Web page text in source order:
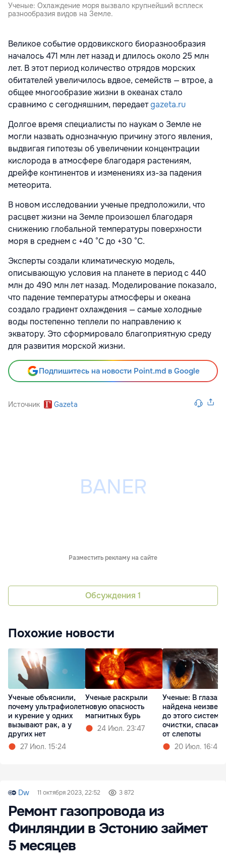
Ученые: Охлаждение моря вызвало крупнейший всплеск
разнообразия видов на Земле.
Великое событие ордовикского биоразнообразия
началось 471 млн лет назад и длилось около 25 млн
лет. В этот период количество отрядов морских
обитателей увеличилось вдвое, семейств — втрое, а
общее многообразие жизни в океанах стало
сравнимо с сегодняшним, передаетgazeta.ru
Долгое время специалисты по наукам о Земле не
могли назвать однозначную причину этого явления,
выдвигая гипотезы об увеличении концентрации
кислорода в атмосфере благодаря растениям,
дрейфе континентов и изменениях из-за падения
метеорита.
В новом исследовании ученые предположили, что
расцвет жизни на Земле произошел благодаря
снижению глобальной температуры поверхности
моря в среднем с +40 °C до +30 °C.
Эксперты создали климатическую модель,
описывающую условия на планете в период с 440
млн до 490 млн лет назад. Моделирование показало,
что падение температуры атмосферы и океана
создало градиент охлаждения — самые холодные
воды постепенно теплели по направлению к
экватору. Это сформировало благоприятную среду
для развития морской жизни.
Подпишитесь на новости Point.md в Google
Источник Gazeta
Разместить рекламу на сайте
Обсуждения 1
Похожие новости
Ученые объяснили,
почему ультрафиолет
и курение у одних
вызывают рак, а у
других нет
27 Июл. 15:24
Ученые раскрыли
новую опасность
магнитных бурь
24 Июл. 23:47
Ученые: В глазах
найдена
до этого система
очистки,
от слепоты
20 Июл. 16:46
Dw 11 октября 2023, 22:52 3 872
Ремонт газопровода из
Финляндии в Эстонию займет
5 месяцев